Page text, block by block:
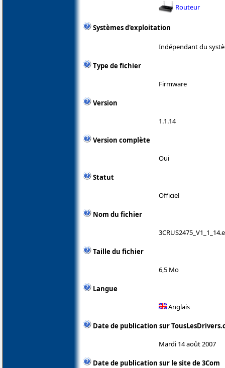
Routeur
Systèmes d'exploitation
Indépendant du
Type de fichier
Firmware
Version
1.1.14
Version complète
Oui
Statut
Officiel
Nom du fichier
Taille du fichier
6,5 Mo
Langue
Anglais
Date de publication sur
Mardi 14 août 2007
Date de publication sur le site de 3Com